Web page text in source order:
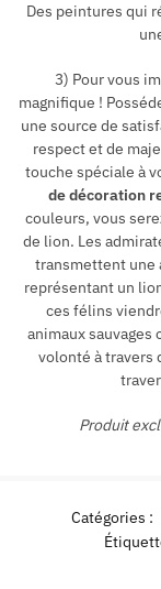
Des peintures qui
3) Pour vous
magnifique !
une source de
respect et de
touche spéciale à
de décoration
couleurs, vous
de lion. Les
transmettent une
représentant un
ces félins
animaux
volonté à travers
Produit
Catégories :